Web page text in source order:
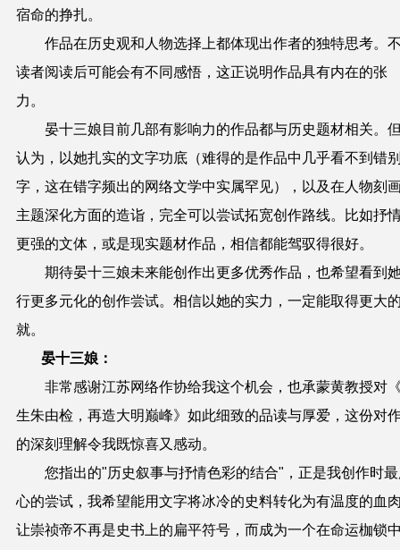
宿命的挣扎。
作品在历史观和人物选择上都体现出作者的独特思考。
读者阅读后可能会有不同感悟，这正说明作品具有内在的张
力。
晏十三娘目前几部有影响力的作品都与历史题材相关。
认为，以她扎实的文字功底（难得的是作品中几乎看不到错
字，这在错字频出的网络文学中实属罕见），以及在人物刻
主题深化方面的造诣，完全可以尝试拓宽创作路线。比如抒
更强的文体，或是现实题材作品，相信都能驾驭得很好。
期待晏十三娘未来能创作出更多优秀作品，也希望看到
行更多元化的创作尝试。相信以她的实力，一定能取得更大
就。
晏十三娘：
非常感谢江苏网络作协给我这个机会，也承蒙黄教授对
生朱由检，再造大明巅峰》如此细致的品读与厚爱，这份对
的深刻理解令我既惊喜又感动。
您指出的"历史叙事与抒情色彩的结合"，正是我创作时
心的尝试，我希望能用文字将冰冷的史料转化为有温度的血
让崇祯帝不再是史书上的扁平符号，而成为一个在命运枷锁